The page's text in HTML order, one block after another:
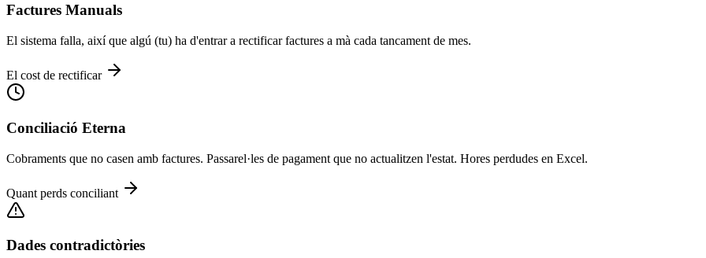
Factures Manuals
El sistema falla, així que algú (tu) ha d'entrar a rectificar factures a mà cada tancament de mes.
El cost de rectificar
Conciliació Eterna
Cobraments que no casen amb factures. Passarel·les de pagament que no actualitzen l'estat. Hores perdudes en Excel.
Quant perds conciliant
Dades contradictòries